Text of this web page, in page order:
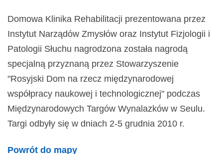
Domowa Klinika Rehabilitacji prezentowana przez
Instytut Narządów Zmysłów oraz Instytut Fizjologii i
Patologii Słuchu nagrodzona została nagrodą
specjalną przyznaną przez Stowarzyszenie
"Rosyjski Dom na rzecz międzynarodowej
współpracy naukowej i technologicznej" podczas
Międzynarodowych Targów Wynalazków w Seulu.
Targi odbyły się w dniach 2-5 grudnia 2010 r.
Powrót do mapy